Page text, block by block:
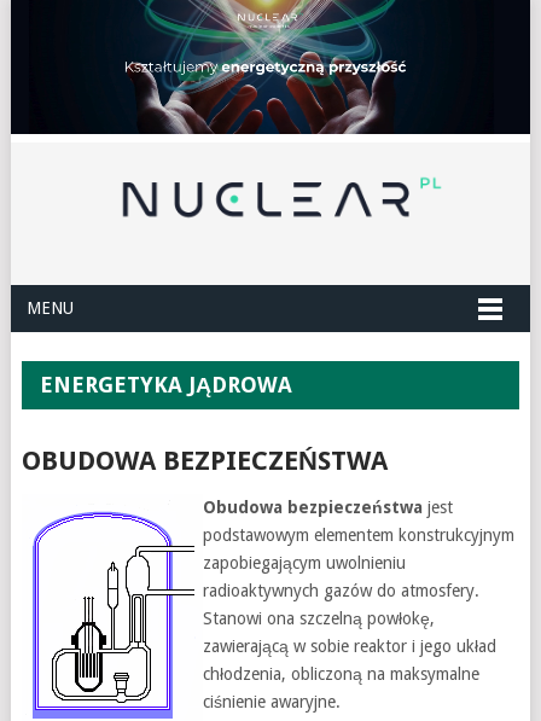
MENU
ENERGETYKA JĄDROWA
OBUDOWA BEZPIECZEŃSTWA
Obudowa bezpieczeństwa jest
podstawowym elementem konstrukcyjnym
zapobiegającym uwolnieniu
radioaktywnych gazów do atmosfery.
Stanowi ona szczelną powłokę,
zawierającą w sobie reaktor i jego układ
chłodzenia, obliczoną na maksymalne
ciśnienie awaryjne.